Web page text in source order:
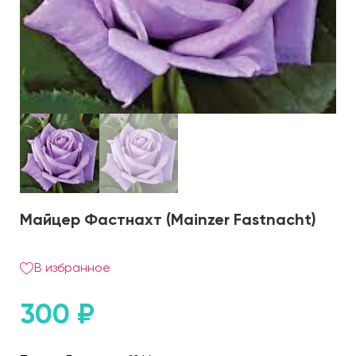
Майцер Фастнахт (Mainzer Fastnacht)
В избранное
300 ₽